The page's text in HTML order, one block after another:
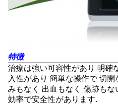
特徴
治療は強い可容性があり 明確
入性があり 簡単な操作で 切
みもなく 出血もなく 傷跡も
効率で安全性があります.